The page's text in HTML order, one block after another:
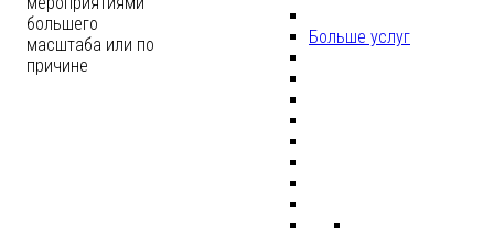
Больше услуг
большего
масштаба или по
причине